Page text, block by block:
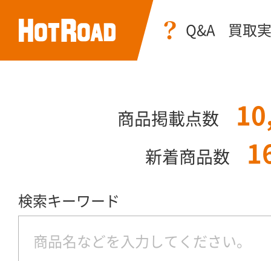
Q&A 買取
商品掲載点数
新着商品数
検索キーワード